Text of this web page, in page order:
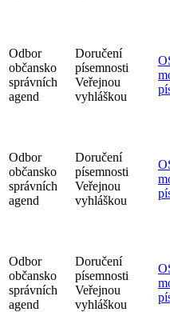
Odbor
občansko
správních
agend
Doručení
písemnosti
Veřejnou
vyhláškou
Odbor
občansko
správních
agend
Doručení
písemnosti
Veřejnou
vyhláškou
Odbor
občansko
správních
agend
Doručení
písemnosti
Veřejnou
vyhláškou